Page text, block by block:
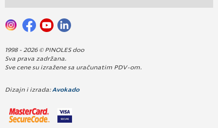
1998 - 2026 © PINOLES doo
Sva prava zadržana.
Sve cene su izražene sa uračunatim PDV-om.
Dizajn i izrada:Avokado